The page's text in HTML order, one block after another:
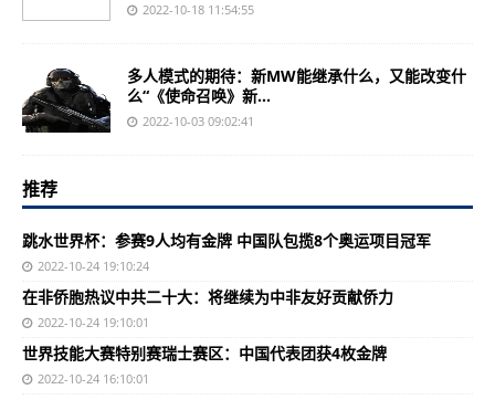
2022-10-18 11:54:55
多人模式的期待：新MW能继承什么，又能改变什
么“《使命召唤》新...
2022-10-03 09:02:41
推荐
跳水世界杯：参赛9人均有金牌 中国队包揽8个奥运项目冠军
2022-10-24 19:10:24
在非侨胞热议中共二十大：将继续为中非友好贡献侨力
2022-10-24 19:10:01
世界技能大赛特别赛瑞士赛区：中国代表团获4枚金牌
2022-10-24 16:10:01